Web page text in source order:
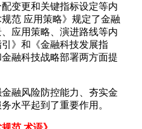
变更和关键指标设定等内
范 应用策略》规定了金融
应用策略、演进路线等内
》和《金融科技发展指
金融科技战略部署两方面提
融风险防控能力、夯实金
水平起到了重要作用。